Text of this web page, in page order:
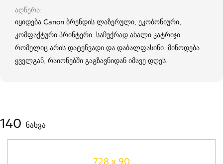
აღწერა
იყიდება Canon ბრენდის ლაზერული, ეკობონიური,
კომფაქტური პრინტერი. საჩუქრად ახალი კატრიჯი
რომელიც არის დატენვადი და დაბალფასინი. მიწოდება
ყველგან, რაიონებში გაგზავნიდან იმავე დღეს.
140 ნახვა
728 x 90